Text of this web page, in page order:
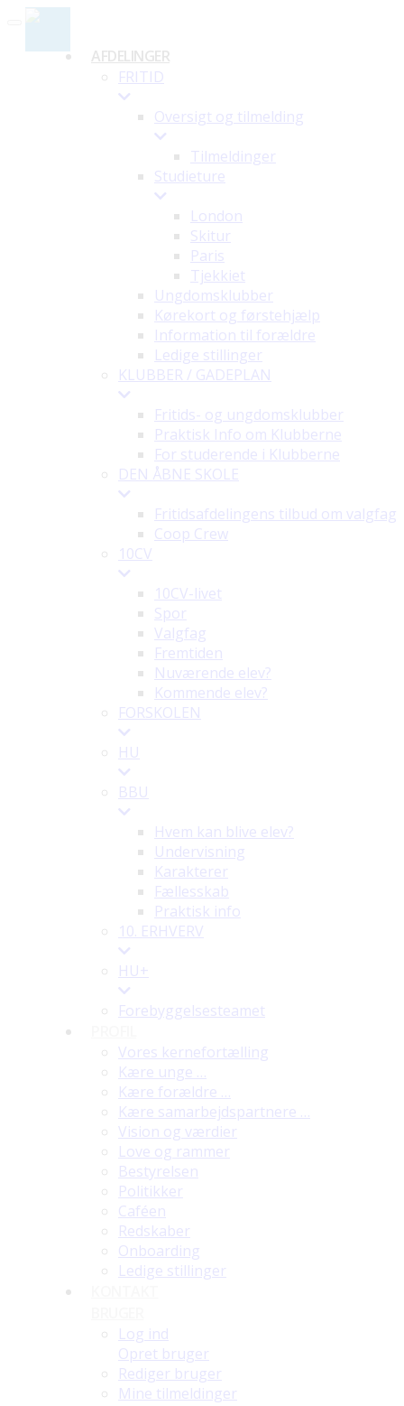
AFDELINGER
FRITID
Oversigt og tilmelding
Tilmeldinger
Studieture
London
Skitur
Paris
Tjekkiet
Ungdomsklubber
Kørekort og førstehjælp
Information til forældre
Ledige stillinger
KLUBBER / GADEPLAN
Fritids- og ungdomsklubber
Praktisk Info om Klubberne
For studerende i Klubberne
DEN ÅBNE SKOLE
Fritidsafdelingens tilbud om valgfag
Coop Crew
10CV
10CV-livet
Spor
Valgfag
Fremtiden
Nuværende elev?
Kommende elev?
FORSKOLEN
HU
BBU
Hvem kan blive elev?
Undervisning
Karakterer
Fællesskab
Praktisk info
10. ERHVERV
HU+
Forebyggelsesteamet
Vores kernefortælling
Kære unge …
Kære forældre …
Kære samarbejdspartnere …
Vision og værdier
Love og rammer
Bestyrelsen
Politikker
Caféen
Redskaber
Onboarding
Ledige stillinger
Log ind
Opret bruger
Rediger bruger
Mine tilmeldinger